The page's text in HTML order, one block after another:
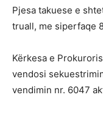
Pjesa takuese e
truall, me siperfaqe
Kërkesa e
vendosi
vendimin nr. 6047